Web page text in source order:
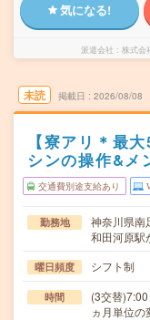
気になる!
派遣会社 株式会
未読 掲載日 2026/08/08
【寮アリ＊最
シンの操作&メ
交通費別途支給あり
勤務地
神奈川県南
和田河原駅
曜日頻度 シフト制
時間
(3交替
ヵ月単位